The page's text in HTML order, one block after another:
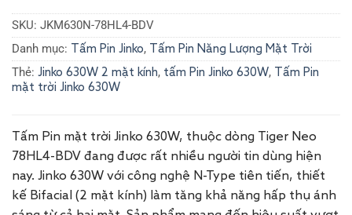
SKU: JKM630N-78HL4-BDV
Danh mục:
Tấm Pin Jinko, Tấm Pin Năng Lượng Mặt Trời
Thẻ: Jinko 630W 2 mặt kính, tấm Pin Jinko 630W,
Tấm Pin
mặt trời Jinko 630W
Tấm Pin mặt trời Jinko 630W, thuộc dòng Tiger Neo
78HL4-BDV đang được rất nhiều người tin dùng hiện
nay. Jinko 630W với công nghệ N-Type tiên tiến, thiết
kế Bifacial (2 mặt kính) làm tăng khả năng hấp thụ ánh